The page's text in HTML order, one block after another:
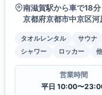
南滋賀駅から車で18分
京都府京都市中京区
タオルレンタル サウナ
シャワー
ロッカー
営業時間
平日 10:00〜